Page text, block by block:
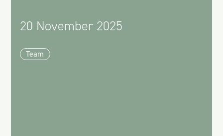
20 November 2025
Team